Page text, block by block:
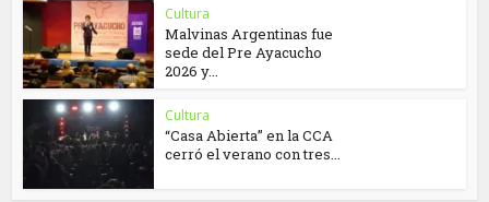
Cultura
Malvinas Argentinas fue
sede del Pre Ayacucho
2026 y...
Cultura
“Casa Abierta” en la CCA
cerró el verano con tres...